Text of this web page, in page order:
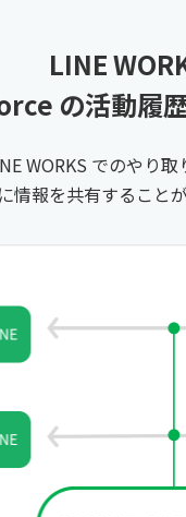
LINE
の活動履
WORKS でのやり
情報を共有すること